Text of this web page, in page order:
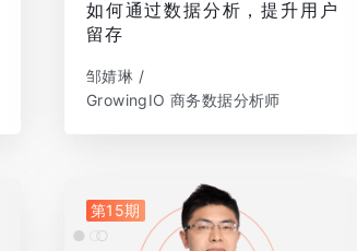
如何通过数据分析，提升用户
留存
邹婧琳 /
GrowingIO 商务数据分析师
第15期